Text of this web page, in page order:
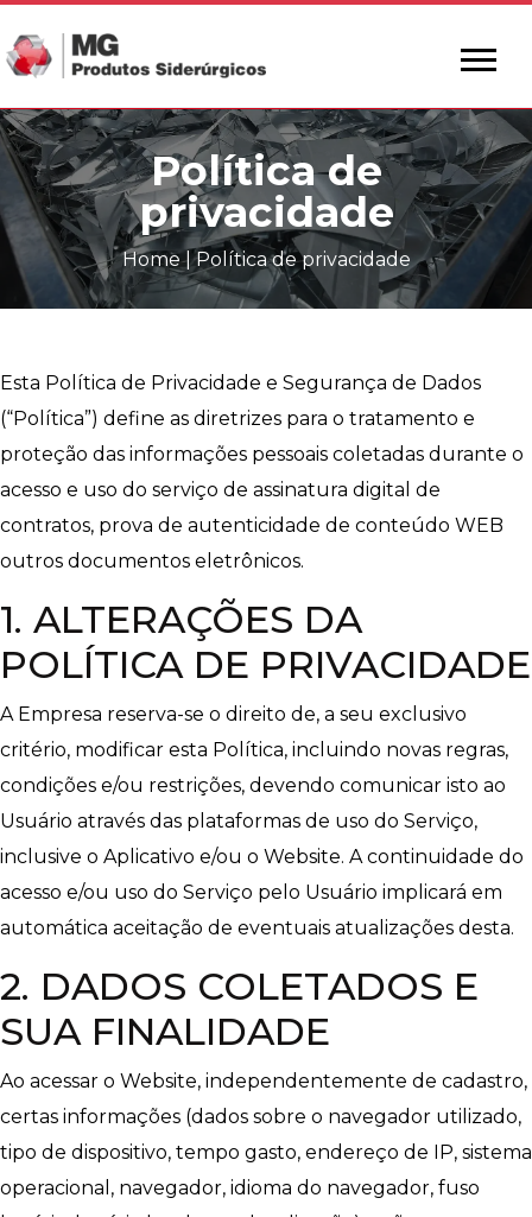
Política de
privacidade
Home|Política de privacidade
Esta Política de Privacidade e Segurança de Dados
(“Política”) define as diretrizes para o tratamento e
proteção das informações pessoais coletadas durante o
acesso e uso do serviço de assinatura digital de
contratos, prova de autenticidade de conteúdo WEB
outros documentos eletrônicos.
1. ALTERAÇÕES DA
POLÍTICA DE PRIVACIDADE
A Empresa reserva-se o direito de, a seu exclusivo
critério, modificar esta Política, incluindo novas regras,
condições e/ou restrições, devendo comunicar isto ao
Usuário através das plataformas de uso do Serviço,
inclusive o Aplicativo e/ou o Website. A continuidade do
acesso e/ou uso do Serviço pelo Usuário implicará em
automática aceitação de eventuais atualizações desta.
2. DADOS COLETADOS E
SUA FINALIDADE
Ao acessar o Website, independentemente de cadastro,
certas informações (dados sobre o navegador utilizado,
tipo de dispositivo, tempo gasto, endereço de IP, sistema
operacional, navegador, idioma do navegador, fuso